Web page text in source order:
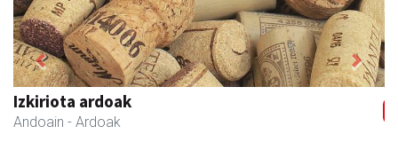
Coviran Karrika
Andoain - Janari-dendak
Previous Next